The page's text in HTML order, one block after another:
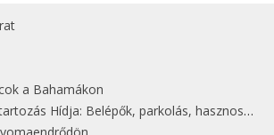
a Bahamákon
Hídja: Belépők, parkolás, hasznos infók